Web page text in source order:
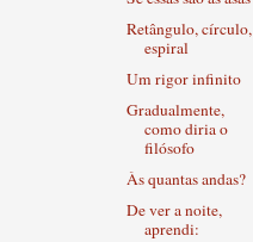
Retângulo, círculo,
espiral
Um rigor infinito
Gradualmente,
como diria o
filósofo
Às quantas andas?
De ver a noite,
aprendi: